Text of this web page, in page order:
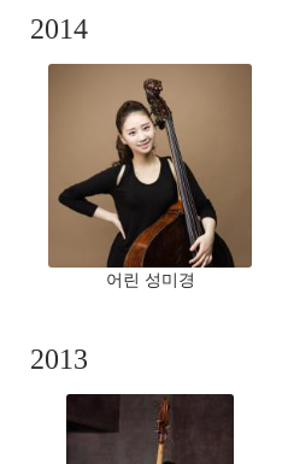
2014
어린 성미경
2013